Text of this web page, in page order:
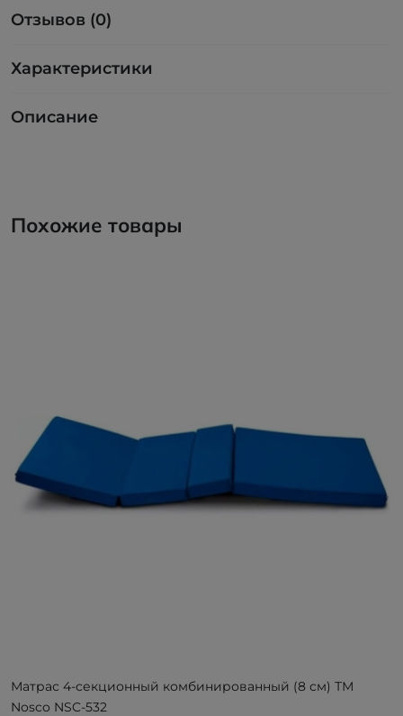
Отзывов (0)
Характеристики
Описание
Похожие товары
Матрас 4-секционный комбинированный (8 см) ТМ
Nosco NSC-532